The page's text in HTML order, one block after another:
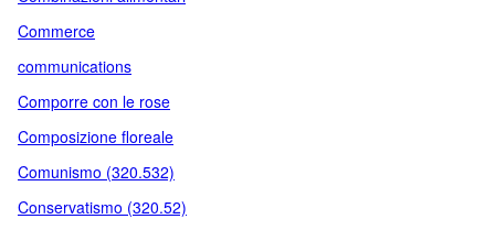
Commerce
communications
Comporre con le rose
Composizione floreale
Comunismo (320.532)
Conservatismo (320.52)